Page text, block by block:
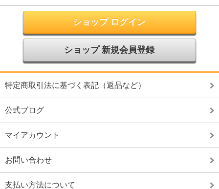
ショップ ログイン
ショップ 新規会員登録
特定商取引法に基づく表記（返品など）
公式ブログ
マイアカウント
お問い合わせ
支払い方法について